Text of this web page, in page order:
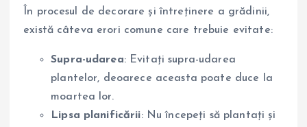
În procesul de decorare și întreținere a grădinii,
există câteva erori comune care trebuie evitate:
Supra-udarea: Evitați supra-udarea
plantelor, deoarece aceasta poate duce la
moartea lor.
Lipsa planificării: Nu începeți să plantați și